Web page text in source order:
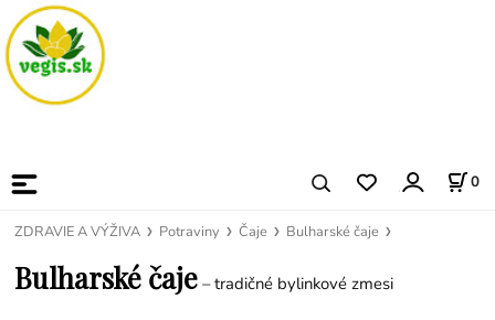
0
ZDRAVIE A VÝŽIVA Potraviny Čaje Bulharské čaje
Bulharské čaje – tradičné bylinkové zmesi